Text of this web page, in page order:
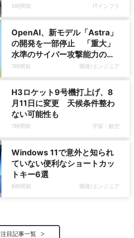
5時間前 ITインフラ
OpenAI、新モデル「Astra」
の開発を一部停止 「重大」
水準のサイバー攻撃能力の可
能性
7時間前 開発/エンジニア
H3ロケット9号機打上げ、8
月11日に変更 天候条件整わ
ない可能性も
7時間前 宇宙・航空
Windows 11で意外と知られ
ていない便利なショートカッ
トキー6選
8時間前 開発/エンジニア
注目記事一覧